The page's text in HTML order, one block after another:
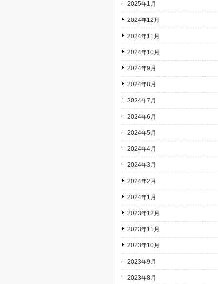
2025年1月
2024年12月
2024年11月
2024年10月
2024年9月
2024年8月
2024年7月
2024年6月
2024年5月
2024年4月
2024年3月
2024年2月
2024年1月
2023年12月
2023年11月
2023年10月
2023年9月
2023年8月